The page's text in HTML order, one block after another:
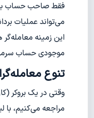
فقط صاحب حساب به
می‌تواند عملیات
این زمینه
موجودی حساب
تنوع
وقتی در یک بروکر
مراجعه می‌کنیم، با